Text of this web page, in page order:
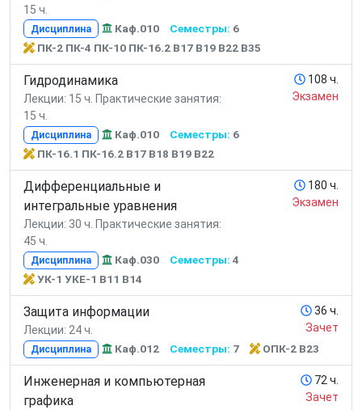
15 ч.
Дисциплина Каф.010 Семестры: 6
ПК-2 ПК-4 ПК-10 ПК-16.2 В17 В19 В22 В35
Гидродинамика
Лекции: 15 ч. Практические занятия:
15 ч.
108 ч.
Экзамен
Дисциплина Каф.010 Семестры: 6
ПК-16.1 ПК-16.2 В17 В18 В19 В22
Дифференциальные и
интегральные уравнения
Лекции: 30 ч. Практические занятия:
45 ч.
180 ч.
Экзамен
Дисциплина Каф.030 Семестры: 4
УК-1 УКЕ-1 В11 В14
Защита информации
Лекции: 24 ч.
36 ч.
Зачет
Дисциплина Каф.012 Семестры: 7 ОПК-2 В23
Инженерная и компьютерная
графика
72 ч.
Зачет